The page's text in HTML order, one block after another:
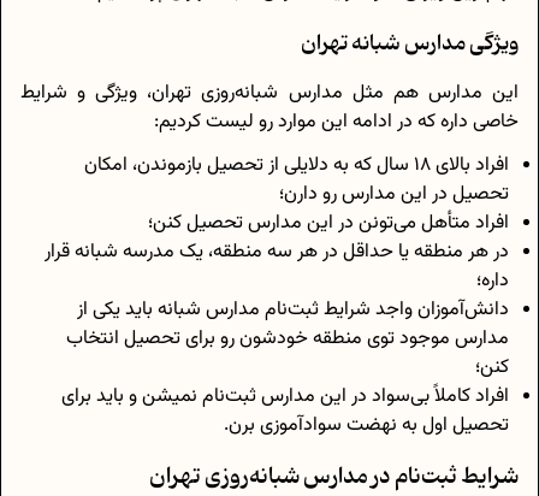
ویژگی مدارس شبانه تهران
این مدارس هم مثل مدارس شبانه‌روزی تهران، ویژگی و شرایط
خاصی داره که در ادامه این موارد رو لیست کردیم:
افراد بالای 18 سال که به دلایلی از تحصیل بازموندن، امکان
تحصیل در این مدارس رو دارن؛
افراد متأهل می‌تونن در این مدارس تحصیل کنن؛
در هر منطقه یا حداقل در هر سه منطقه، یک مدرسه شبانه قرار
داره؛
دانش‌آموزان واجد شرایط ثبت‌نام مدارس شبانه باید یکی از
مدارس موجود توی منطقه خودشون رو برای تحصیل انتخاب
کنن؛
افراد کاملاً بی‌سواد در این مدارس ثبت‌نام نمیشن و باید برای
تحصیل اول به نهضت سوادآموزی برن.
شرایط ثبت‌نام در مدارس شبانه‌روزی تهران